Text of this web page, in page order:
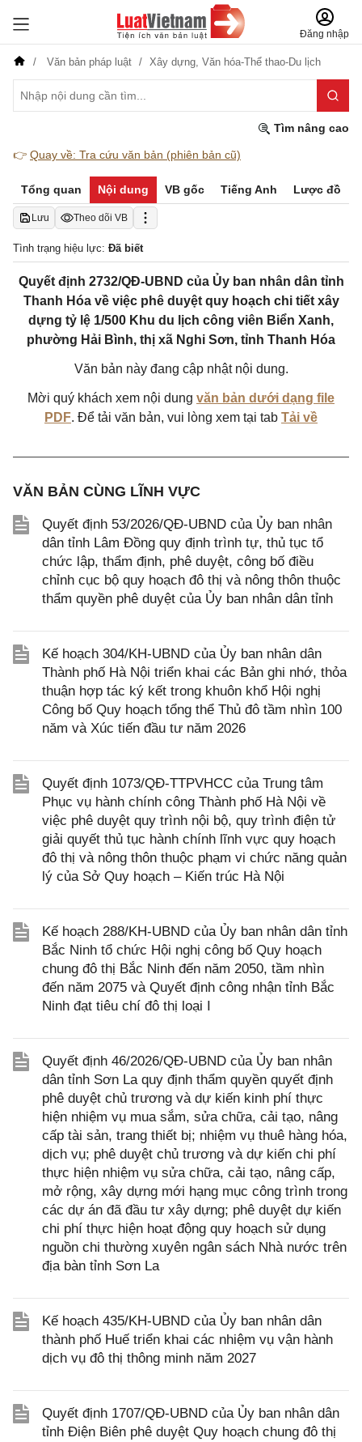
Đăng nhập
Văn bản pháp luật Xây dựng, Văn hóa-Thể thao-Du lịch
Tìm nâng cao
👉 Quay về: Tra cứu văn bản (phiên bản cũ)
Tổng quan Nội dung VB gốc Tiếng Anh Lược đồ
Lưu Theo dõi VB
Tình trạng hiệu lực: Đã biết
Quyết định 2732/QĐ-UBND của Ủy ban nhân dân tỉnh
Thanh Hóa về việc phê duyệt quy hoạch chi tiết xây
dựng tỷ lệ 1/500 Khu du lịch công viên Biển Xanh,
phường Hải Bình, thị xã Nghi Sơn, tỉnh Thanh Hóa
Văn bản này đang cập nhật nội dung.
Mời quý khách xem nội dung văn bản dưới dạng file
PDF. Để tải văn bản, vui lòng xem tại tab Tải về
VĂN BẢN CÙNG LĨNH VỰC
Quyết định 53/2026/QĐ-UBND của Ủy ban nhân
dân tỉnh Lâm Đồng quy định trình tự, thủ tục tổ
chức lập, thẩm định, phê duyệt, công bố điều
chỉnh cục bộ quy hoạch đô thị và nông thôn thuộc
thẩm quyền phê duyệt của Ủy ban nhân dân tỉnh
Kế hoạch 304/KH-UBND của Ủy ban nhân dân
Thành phố Hà Nội triển khai các Bản ghi nhớ, thỏa
thuận hợp tác ký kết trong khuôn khổ Hội nghị
Công bố Quy hoạch tổng thể Thủ đô tầm nhìn 100
năm và Xúc tiến đầu tư năm 2026
Quyết định 1073/QĐ-TTPVHCC của Trung tâm
Phục vụ hành chính công Thành phố Hà Nội về
việc phê duyệt quy trình nội bộ, quy trình điện tử
giải quyết thủ tục hành chính lĩnh vực quy hoạch
đô thị và nông thôn thuộc phạm vi chức năng quản
lý của Sở Quy hoạch – Kiến trúc Hà Nội
Kế hoạch 288/KH-UBND của Ủy ban nhân dân tỉnh
Bắc Ninh tổ chức Hội nghị công bố Quy hoạch
chung đô thị Bắc Ninh đến năm 2050, tầm nhìn
đến năm 2075 và Quyết định công nhận tỉnh Bắc
Ninh đạt tiêu chí đô thị loại I
Quyết định 46/2026/QĐ-UBND của Ủy ban nhân
dân tỉnh Sơn La quy định thẩm quyền quyết định
phê duyệt chủ trương và dự kiến kinh phí thực
hiện nhiệm vụ mua sắm, sửa chữa, cải tạo, nâng
cấp tài sản, trang thiết bị; nhiệm vụ thuê hàng hóa,
dịch vụ; phê duyệt chủ trương và dự kiến chi phí
thực hiện nhiệm vụ sửa chữa, cải tạo, nâng cấp,
mở rộng, xây dựng mới hạng mục công trình trong
các dự án đã đầu tư xây dựng; phê duyệt dự kiến
chi phí thực hiện hoạt động quy hoạch sử dụng
nguồn chi thường xuyên ngân sách Nhà nước trên
địa bàn tỉnh Sơn La
Kế hoạch 435/KH-UBND của Ủy ban nhân dân
thành phố Huế triển khai các nhiệm vụ vận hành
dịch vụ đô thị thông minh năm 2027
Quyết định 1707/QĐ-UBND của Ủy ban nhân dân
tỉnh Điện Biên phê duyệt Quy hoạch chung đô thị